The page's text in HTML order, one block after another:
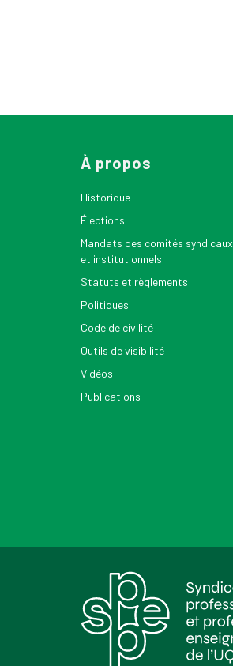
À propos
Historique
Élections
Mandats des comités syndicaux
et institutionnels
Statuts et règlements
Politiques
Code de civilité
Outils de visibilité
Vidéos
Publications